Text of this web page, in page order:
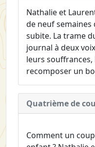
Nathalie et
de neuf
subite. La trame
journal à deux
leurs
recomposer un
Quatrième de
Comment un